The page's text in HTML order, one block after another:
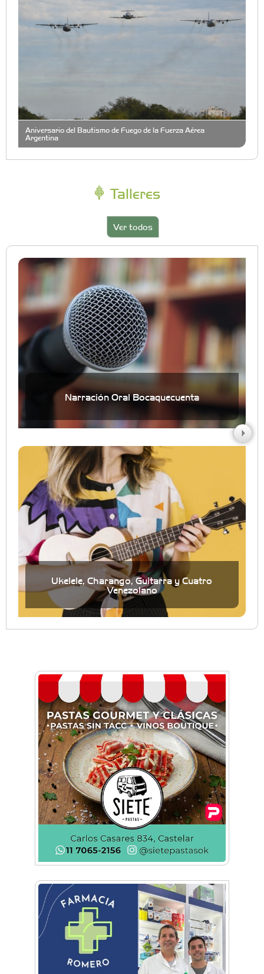
Aniversario del Bautismo de Fuego de la Fuerza Aérea
Argentina
Talleres
Ver todos
Narración Oral Bocaquecuenta
Ukelele, Charango, Guitarra y Cuatro
Venezolano